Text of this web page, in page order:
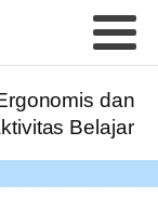
dan
Belajar